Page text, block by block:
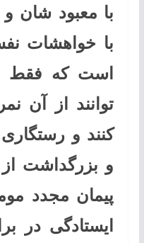
با معبود شان و
با خواهشات
است که فقط
توانند از آن
کنند و
و بزرگداشت
پیمان مجدد
ایستادگی در